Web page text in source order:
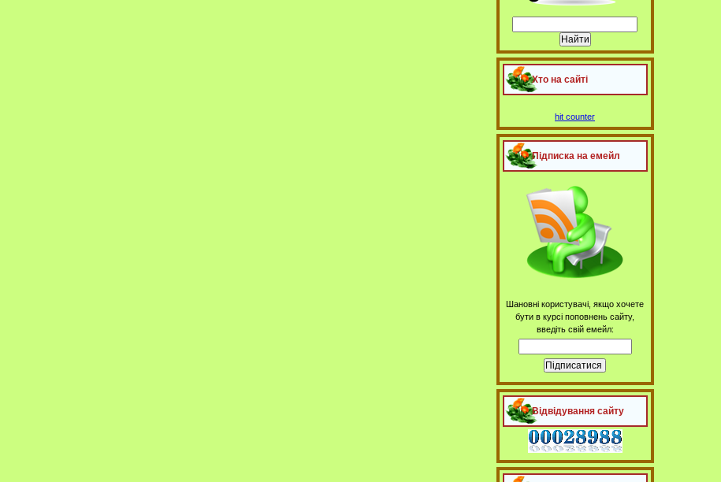
Хто на сайті
hit counter
Підписка на емейл
Шановні користувачі, якщо хочете
бути в курсі поповнень сайту,
введіть свій емейл:
Відвідування сайту